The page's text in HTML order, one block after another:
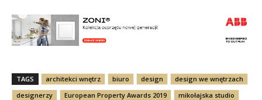
TAGS architekci wnętrz biuro design
design we wnętrzach
designerzy
European Property Awards 2019
mikołajska studio